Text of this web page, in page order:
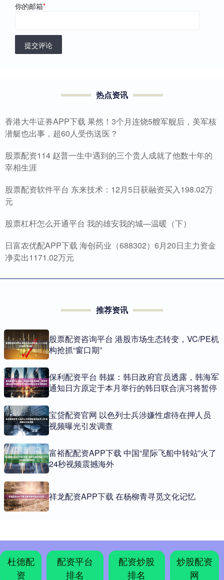
你的邮箱*
提交评论
热点资讯
香港大牛证券APP下载 果然！3个月连烧5艘军舰后，美军核
潜艇也出事，超60人受伤送医？
股票配资114 赵普一生中遇到的三个贵人成就了他数十年的
宰相生涯
股票配资软件平台 东来技术：12月5日获融资买入198.02万
元
股票杠杆怎么开通平台 我的雄安我的城—温暖（下）
日富农优配APP下载 海创药业（688302）6月20日主力资金
净卖出1171.02万元
推荐资讯
股票配资咨询平台 港股市场生态转变，VC/PE机
构抢抓“窗口期”
保利配资平台 韩媒：韩日政府官员透露，韩海军
通知日方原定于本月举行的韩日联合演习将暂停
宝贷配资官网 以色列士兵涉嫌性虐待在押人员
视频曝光引发调查
富裕配配资APP下载 中国“星际飞船中转站”火了
24秒视频震撼海外
祥龙配资APP下载 在杨柳青寻觅文化记忆
杜德配
资
配资平台
排名
配资炒股
排名
炒股配资
网